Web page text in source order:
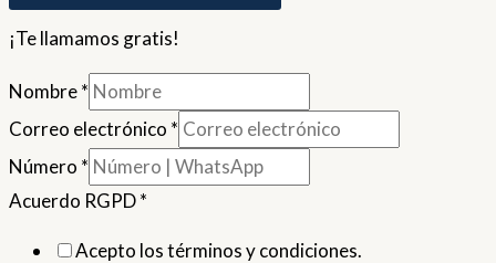
¡Te llamamos gratis!
Nombre*
Correo electrónico *
Número *
Acuerdo RGPD*
Acepto los términos y condiciones.